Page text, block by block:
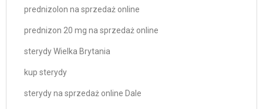
prednizolon na sprzedaż online
prednizon 20 mg na sprzedaż online
sterydy Wielka Brytania
kup sterydy
sterydy na sprzedaż online Dale